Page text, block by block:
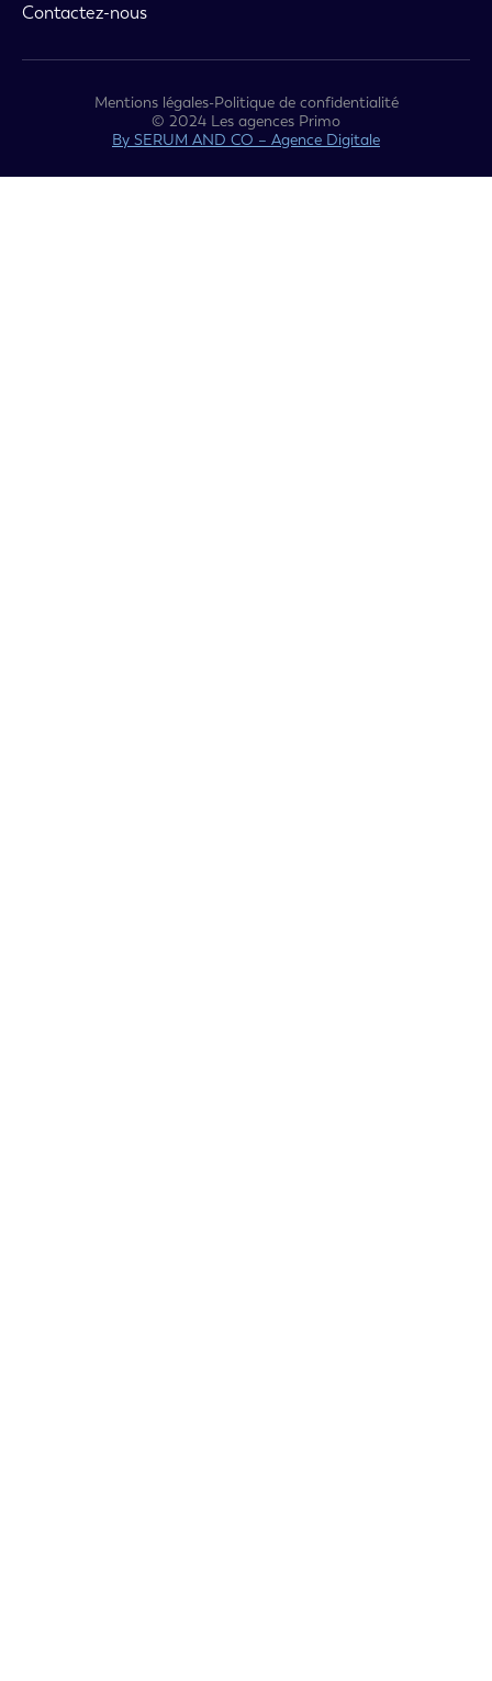
Contactez-nous
Mentions légales-Politique de confidentialité
© 2024 Les agences Primo
By SERUM AND CO – Agence Digitale